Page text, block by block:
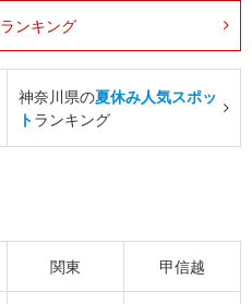
ランキング
神奈川県の夏休み人気スポッ
トランキング
関東 甲信越